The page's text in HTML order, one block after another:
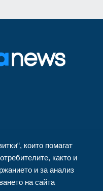
които помагат
както и
и за анализ
на сайта